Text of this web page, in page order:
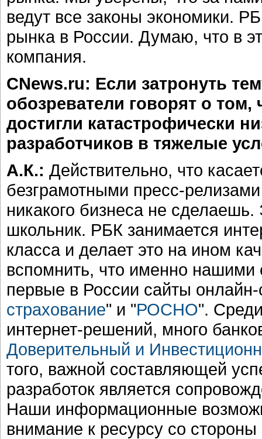
ведут все законы экономики.
рынка в России. Думаю, что в
компания.
CNews.ru: Если затронуть
обозреватели говорят о
достигли катастрофически
разработчиков в тяжелые
А.К.: Действительно, что
безграмотными пресс-
никакого бизнеса не
школьник. РБК занимается
класса и делает это на ином
вспомнить, что именно
первые в России сайты
страхование" и "РОСНО".
интернет-решений, много
Доверительный и
того, важной составляющей
разработок является
Наши информационные
внимание к ресурсу со